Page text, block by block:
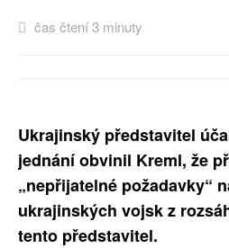
čas čtení 3 minuty
Ukrajinský představitel
jednání obvinil Kreml, že
„nepřijatelné požadavky“
ukrajinských vojsk z
tento představitel.